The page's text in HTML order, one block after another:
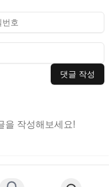
댓글 작성
을 작성해보세요!